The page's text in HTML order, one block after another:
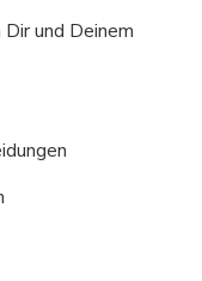
und Deinem